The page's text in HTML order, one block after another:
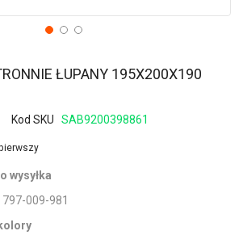
ŁUPANY 195X200X190
Kod SKU SAB9200398861
wysyłka
009-981